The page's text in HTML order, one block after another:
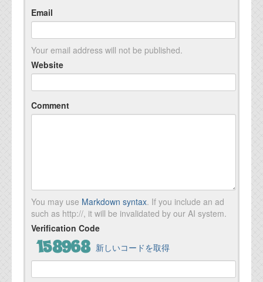
Email
Your email address will not be published.
Website
Comment
You may use Markdown syntax. If you include an ad
such as http://, it will be invalidated by our AI system.
Verification Code
新しいコードを取得